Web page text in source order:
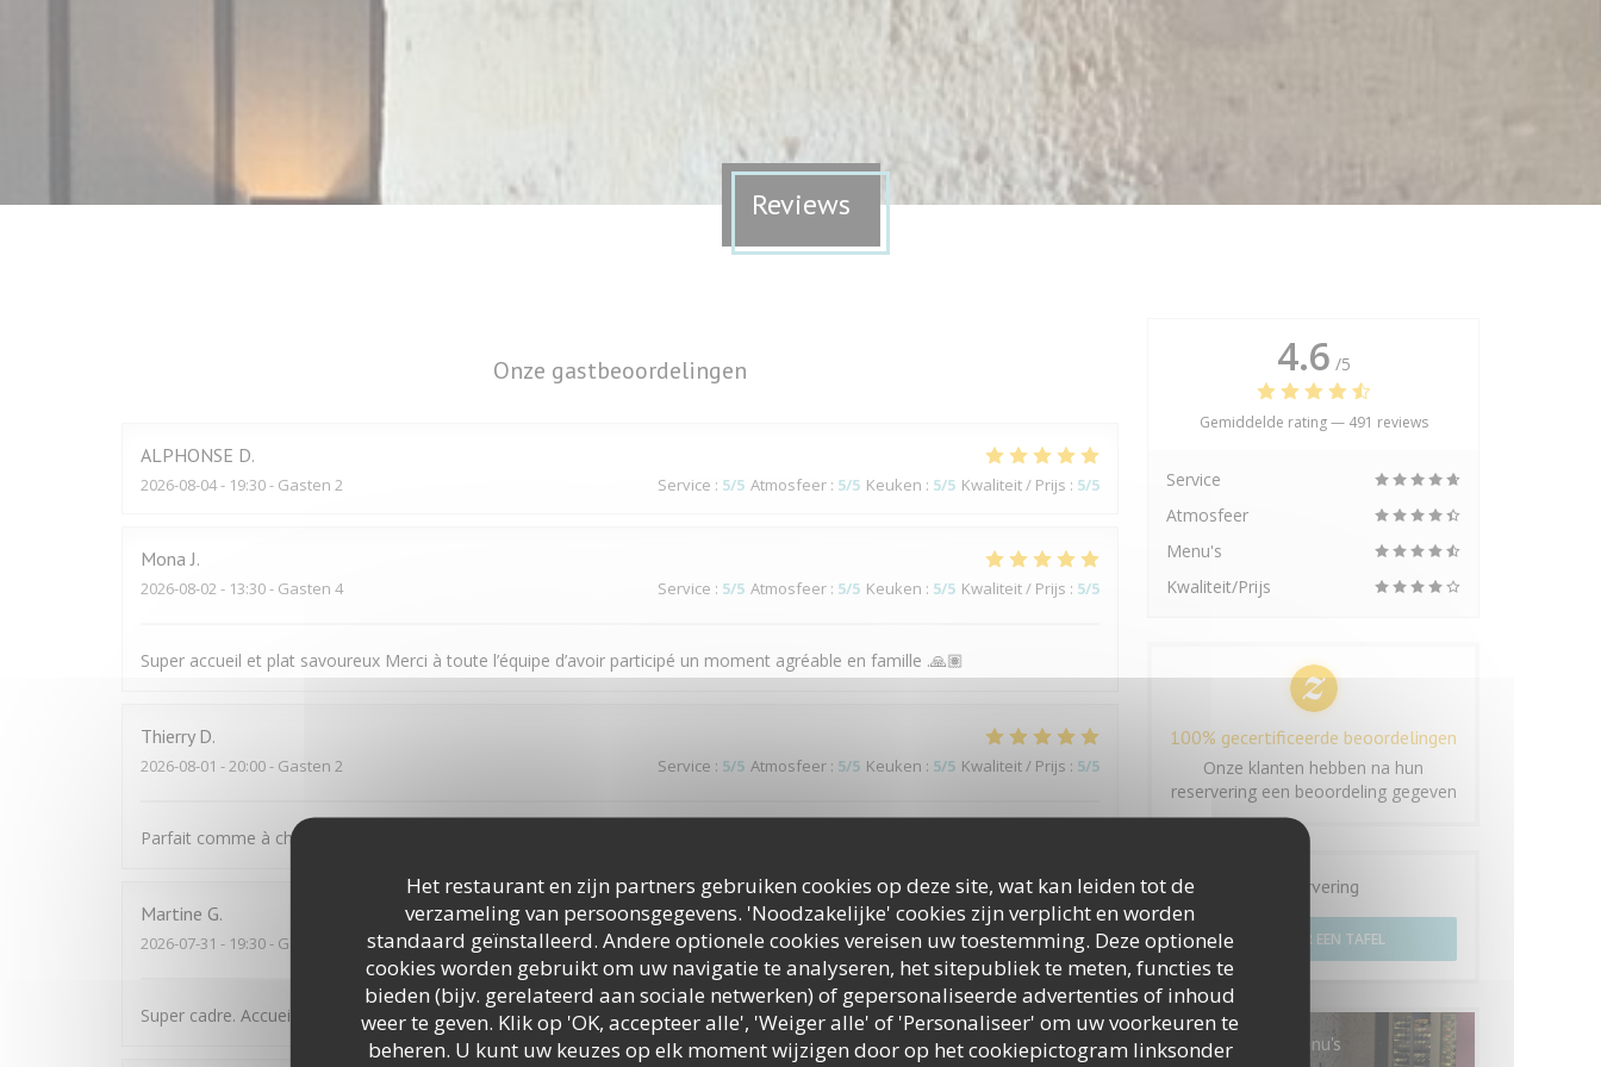
Het restaurant en zijn partners gebruiken cookies op deze site, wat kan leiden tot de
verzameling van persoonsgegevens. 'Noodzakelijke' cookies zijn verplicht en worden
standaard geïnstalleerd. Andere optionele cookies vereisen uw toestemming. Deze optionele
cookies worden gebruikt om uw navigatie te analyseren, het sitepubliek te meten, functies te
bieden (bijv. gerelateerd aan sociale netwerken) of gepersonaliseerde advertenties of inhoud
weer te geven. Klik op 'OK, accepteer alle', 'Weiger alle' of 'Personaliseer' om uw voorkeuren te
beheren. U kunt uw keuzes op elk moment wijzigen door op het cookiepictogram linksonder
Reviews
Onze gastbeoordelingen
ALPHONSE D
2026-08-04- 19:30 - Gasten 2 Service : 5/5 Atmosfeer : 5/5 Keuken : 5/5 Kwaliteit / Prijs : 5/5
Mona J
2026-08-02 - 13:30 - Gasten 4 Service : 5/5 Atmosfeer : 5/5 Keuken : 5/5 Kwaliteit / Prijs : 5/5
Super accueil et plat savoureux Merci à toute l’équipe d’avoir participé un moment agréable en famille .🙏🏽
Thierry D
2026-08-01 - 20:00 - Gasten 2 Service : 5/5 Atmosfeer : 5/5 Keuken : 5/5 Kwaliteit / Prijs : 5/5
Parfait comme à chaque fois. Personnel aux petits soins et mets délicieux
Martine G
2026-07-31 - 19:30 - Gasten 2 Service:5/5 Atmosfeer:5/5 Keuken :5/5 Kwaliteit / Prijs: 5/5
Super cadre. Accueil excellent. Le repas était très bon.
4.6 /5
Gemiddelde rating — 491 reviews
Service
Atmosfeer
Menu's
Kwaliteit/Prijs
100% gecertificeerde beoordelingen
Onze klanten hebben na hun
reservering een beoordeling gegeven
Reservering
RESERVEER EEN TAFEL
Menu's